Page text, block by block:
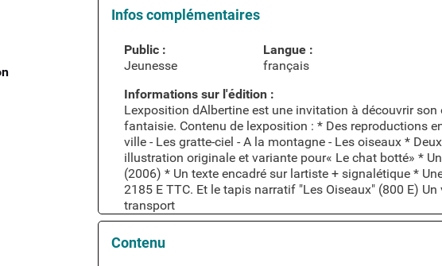
Infos complémentaires
Public :
Jeunesse
Langue :
français
Informations sur l'édition :
Lexposition dAlbertine est une invitation à découvrir
fantaisie. Contenu de lexposition : * Des reproductions
ville - Les gratte-ciel - A la montagne - Les oiseaux *
illustration originale et variante pour« Le chat botté» *
(2006) * Un texte encadré sur lartiste + signalétique *
2185 E TTC. Et le tapis narratif "Les Oiseaux" (800 E)
transport
Contenu